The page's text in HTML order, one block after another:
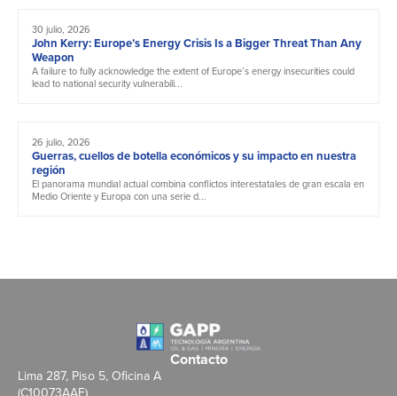
30 julio, 2026
John Kerry: Europe’s Energy Crisis Is a Bigger Threat Than Any
Weapon
A failure to fully acknowledge the extent of Europe’s energy insecurities could
lead to national security vulnerabili...
26 julio, 2026
Guerras, cuellos de botella económicos y su impacto en nuestra
región
El panorama mundial actual combina conflictos interestatales de gran escala en
Medio Oriente y Europa con una serie d...
Contacto
Lima 287, Piso 5, Oficina A